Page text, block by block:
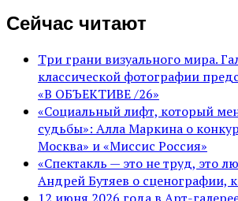
Сейчас читают
Три грани визуального мира.
классической фотографии
«В ОБЪЕКТИВЕ /26»
«Социальный лифт, который
судьбы»: Алла Маркина о
Москва» и «Миссис Россия»
«Спектакль — это не труд, это
Андрей Бутяев о сценографии,